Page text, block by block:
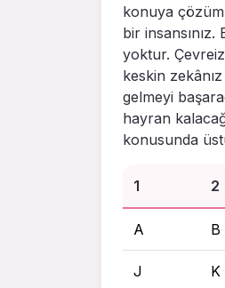
konuya çözüm
bir
yoktur.
keskin
gelmeyi
hayran
konusunda
1 2
A B
J K